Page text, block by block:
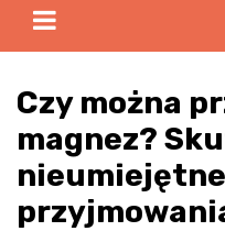
Czy można
magnez?